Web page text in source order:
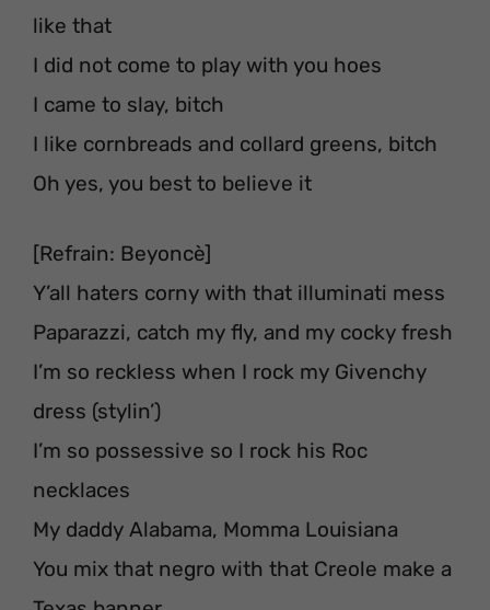
like that
I did not come to play with you hoes
I came to slay, bitch
I like cornbreads and collard greens, bitch
Oh yes, you best to believe it
[Refrain: Beyoncè]
Y’all haters corny with that illuminati mess
Paparazzi, catch my fly, and my cocky fresh
I’m so reckless when I rock my Givenchy
dress (stylin’)
I’m so possessive so I rock his Roc
necklaces
My daddy Alabama, Momma Louisiana
You mix that negro with that Creole make a